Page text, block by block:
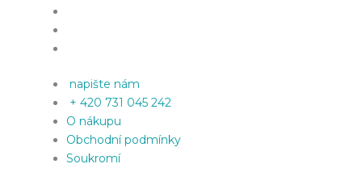
napište nám
+ 420 731 045 242
O nákupu
Obchodní podmínky
Soukromí